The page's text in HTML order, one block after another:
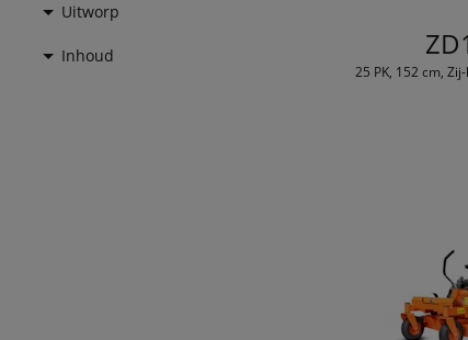
Uitworp
Inhoud
25 PK, 152 cm,